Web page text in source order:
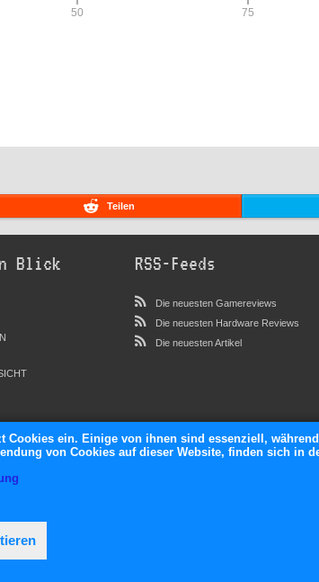
50 75
Teilen
Blick RSS-Feeds
Die neuesten Gamereviews
Die neuesten Hardware Reviews
Die neuesten Artikel
Cookies ein. Einige von ihnen sind essenziell,
von Cookies auf dieser Website, finden sich in